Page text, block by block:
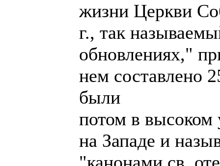
жизни Церкви
г., так
обновлениях,"
нем составлено
были
потом в высоком
на Западе и